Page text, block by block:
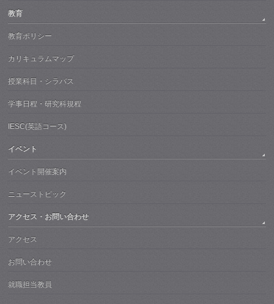
教育
教育ポリシー
カリキュラムマップ
授業科目・シラバス
学事日程・研究科規程
IESC(英語コース)
イベント
イベント開催案内
ニューストピック
アクセス・お問い合わせ
アクセス
お問い合わせ
就職担当教員